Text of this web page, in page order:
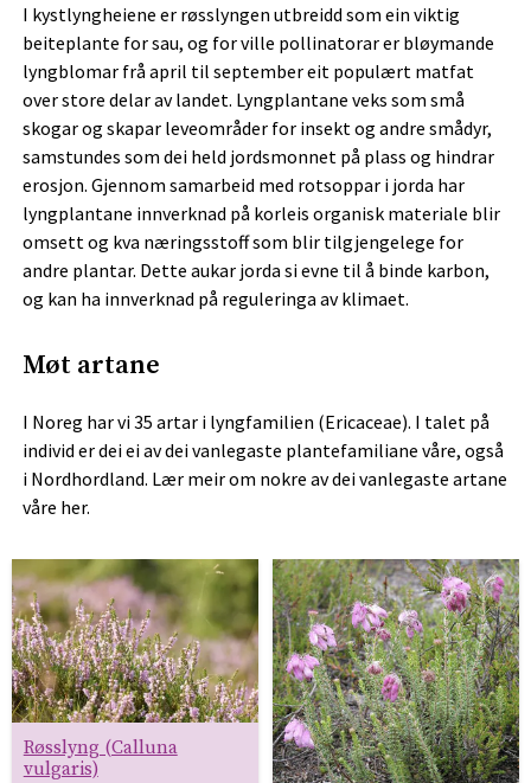
I kystlyngheiene er røsslyngen utbreidd som ein viktig
beiteplante for sau, og for ville pollinatorar er bløymande
lyngblomar frå april til september eit populært matfat
over store delar av landet. Lyngplantane veks som små
skogar og skapar leveområder for insekt og andre smådyr,
samstundes som dei held jordsmonnet på plass og hindrar
erosjon. Gjennom samarbeid med rotsoppar i jorda har
lyngplantane innverknad på korleis organisk materiale blir
omsett og kva næringsstoff som blir tilgjengelege for
andre plantar. Dette aukar jorda si evne til å binde karbon,
og kan ha innverknad på reguleringa av klimaet.
Møt artane
I Noreg har vi 35 artar i lyngfamilien (Ericaceae). I talet på
individ er dei ei av dei vanlegaste plantefamiliane våre, også
i Nordhordland. Lær meir om nokre av dei vanlegaste artane
våre her.
Røsslyng (Calluna
vulgaris)